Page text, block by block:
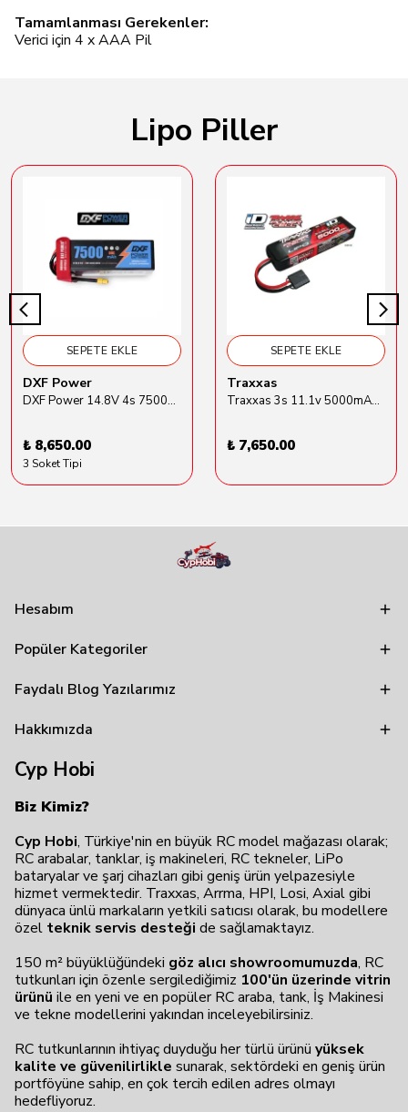
Tamamlanması Gerekenler:
Verici için 4 x AAA Pil
Lipo Piller
SEPETE EKLE
DXF Power
DXF Power 14.8V 4s 7500mAh 80C Hardcase Lipo Batarya
₺ 8,650.00
3 Soket Tipi
SEPETE EKLE
Traxxas
Traxxas 3s 11.1v 5000mAh Lipo Batarya (TRX 2872X)
₺ 7,650.00
Hesabım
Popüler Kategoriler
Faydalı Blog Yazılarımız
Hakkımızda
Cyp Hobi
Biz Kimiz?
Cyp Hobi, Türkiye'nin en büyük RC model mağazası olarak;
RC arabalar, tanklar, iş makineleri, RC tekneler, LiPo
bataryalar ve şarj cihazları gibi geniş ürün yelpazesiyle
hizmet vermektedir. Traxxas, Arrma, HPI, Losi, Axial gibi
dünyaca ünlü markaların yetkili satıcısı olarak, bu modellere
özel teknik servis desteği de sağlamaktayız.
150 m² büyüklüğündeki göz alıcı showroomumuzda, RC
tutkunları için özenle sergilediğimiz 100'ün üzerinde vitrin
ürünü ile en yeni ve en popüler RC araba, tank, İş Makinesi
ve tekne modellerini yakından inceleyebilirsiniz.
RC tutkunlarının ihtiyaç duyduğu her türlü ürünü yüksek
kalite ve güvenilirlikle sunarak, sektördeki en geniş ürün
portföyüne sahip, en çok tercih edilen adres olmayı
hedefliyoruz.